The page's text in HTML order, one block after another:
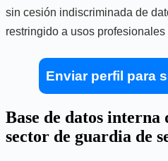
sin cesión indiscriminada de
restringido a usos
Enviar perfil para
Base de datos interna
sector de guardia de